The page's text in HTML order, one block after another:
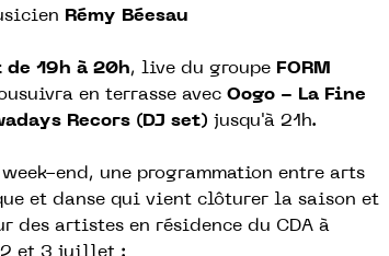
Rémy Béesau
19h à 20h, live du groupe FORM
en terrasse avec Oogo - La Fine
Recors (DJ set) jusqu'à 21h.
week-end, une programmation entre arts
et danse qui vient clôturer la saison et
des artistes en résidence du CDA à